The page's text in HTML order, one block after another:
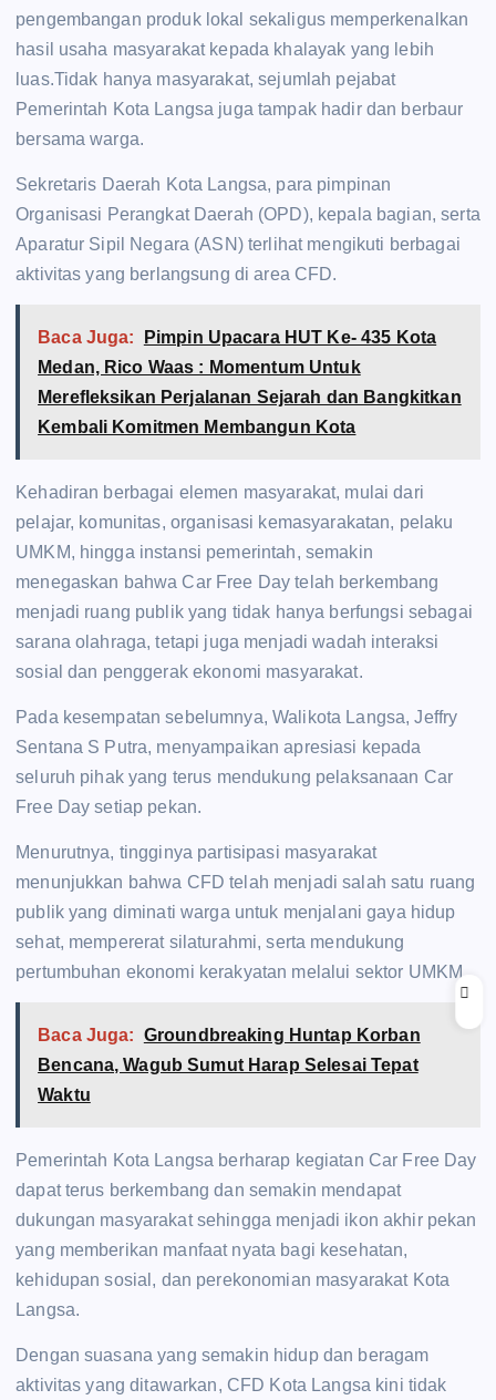
pengembangan produk lokal sekaligus memperkenalkan
hasil usaha masyarakat kepada khalayak yang lebih
luas.Tidak hanya masyarakat, sejumlah pejabat
Pemerintah Kota Langsa juga tampak hadir dan berbaur
bersama warga.
Sekretaris Daerah Kota Langsa, para pimpinan
Organisasi Perangkat Daerah (OPD), kepala bagian, serta
Aparatur Sipil Negara (ASN) terlihat mengikuti berbagai
aktivitas yang berlangsung di area CFD.
Baca Juga:
Pimpin Upacara HUT Ke- 435 Kota
Medan, Rico Waas : Momentum Untuk
Merefleksikan Perjalanan Sejarah dan Bangkitkan
Kembali Komitmen Membangun Kota
Kehadiran berbagai elemen masyarakat, mulai dari
pelajar, komunitas, organisasi kemasyarakatan, pelaku
UMKM, hingga instansi pemerintah, semakin
menegaskan bahwa Car Free Day telah berkembang
menjadi ruang publik yang tidak hanya berfungsi sebagai
sarana olahraga, tetapi juga menjadi wadah interaksi
sosial dan penggerak ekonomi masyarakat.
Pada kesempatan sebelumnya, Walikota Langsa, Jeffry
Sentana S Putra, menyampaikan apresiasi kepada
seluruh pihak yang terus mendukung pelaksanaan Car
Free Day setiap pekan.
Menurutnya, tingginya partisipasi masyarakat
menunjukkan bahwa CFD telah menjadi salah satu ruang
publik yang diminati warga untuk menjalani gaya hidup
sehat, mempererat silaturahmi, serta mendukung
pertumbuhan ekonomi kerakyatan melalui sektor UMKM.
Baca Juga: Groundbreaking Huntap Korban
Bencana, Wagub Sumut Harap Selesai Tepat
Waktu
Pemerintah Kota Langsa berharap kegiatan Car Free Day
dapat terus berkembang dan semakin mendapat
dukungan masyarakat sehingga menjadi ikon akhir pekan
yang memberikan manfaat nyata bagi kesehatan,
kehidupan sosial, dan perekonomian masyarakat Kota
Langsa.
Dengan suasana yang semakin hidup dan beragam
aktivitas yang ditawarkan, CFD Kota Langsa kini tidak